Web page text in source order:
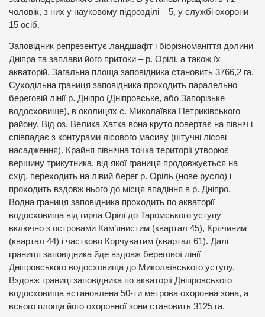
чоловік, з них у науковому підрозділі – 5, у службі охорони –
15 осіб.
Заповідник репрезентує ландшафт і біорізноманіття долини
Дніпра та заплави його притоки – р. Орілі, а також їх
акваторій. Загальна площа заповідника становить 3766,2 га.
Суходільна границя заповідника проходить паралельно
береговій лінії р. Дніпро (Дніпровське, або Запорізьке
водосховище), в околицях с. Миколаївка Петриківського
району. Від оз. Велика Хатка вона круто повертає на північ і
співпадає з контурами лісового масиву (штучні лісові
насадження). Крайня північна точка території утворює
вершину трикутника, від якої границя продовжується на
схід, переходить на лівий берег р. Оріль (нове русло) і
проходить вздовж нього до місця впадіння в р. Дніпро.
Водна границя заповідника проходить по акваторії
водосховища від гирла Орілі до Таромського уступу
включно з островами Кам’янистим (квартал 45), Крячиним
(квартал 44) і частково Корчуватим (квартал 61). Далі
границя заповідника йде вздовж берегової лінії
Дніпровського водосховища до Миколаївського уступу.
Вздовж границі заповідника по акваторії Дніпровського
водосховища встановлена 50-ти метрова охоронна зона, а
всього площа його охоронної зони становить 3125 га.